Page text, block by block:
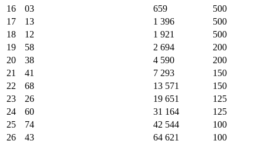
16
03 659
500
17
13 1 396
500
18
12 1 921
500
19
58 2 694
200
20
38 4 590
200
21
41 7 293
150
22
68 13 571
150
23
26 19 651
125
24
60 31 164
125
25
74 42 544
100
26
43 64 621
100